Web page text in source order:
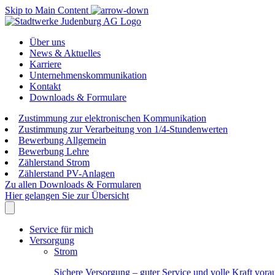
Skip to Main Content
Über uns
News & Aktuelles
Karriere
Unternehmenskommunikation
Kontakt
Downloads & Formulare
Zustimmung zur elektronischen Kommunikation
Zustimmung zur Verarbeitung von 1/4-Stundenwerten
Bewerbung Allgemein
Bewerbung Lehre
Zählerstand Strom
Zählerstand PV-Anlagen
Zu allen Downloads & Formularen
Hier gelangen Sie zur Übersicht
Service für mich
Versorgung
Strom
Sichere Versorgung – guter Service und volle Kraft